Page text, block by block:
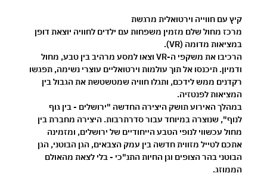
קיץ עם חווייה וירטואלית מרגשת
מרכז מחול שלם מזמין משפחות עם ילדים לחוויה יוצאת דופן
במציאות מדומה (VR).
הרכיבו את משקפי ה-VR וצאו למסע מרהיב בין טבע, מחול
ודמיון. תיכנסו אל תוך עולמות וירטואליים עוצרי נשימה, תפגשו
רקדנים ממש לידכם, ותגלו חוויה שמטשטשת את הגבול בין
המציאות לפנטזיה.
במהלך האירוע תושק היצירה החדשה "ירושלים - בין גוף
לנוף", שנוצרה במיוחד עבור סדרתרבות. היצירה מחברת בין
מחול עכשווי לנופי הטבע הייחודיים של ירושלים, ומזמינה
אתכם לטייל מזווית חדשה בין עמק הצבאים, הגן הבוטני, הגן
הבוטני בהר הצופים וגן החיות התנ"כי - בלי לצאת מהאולם
הממוזג.